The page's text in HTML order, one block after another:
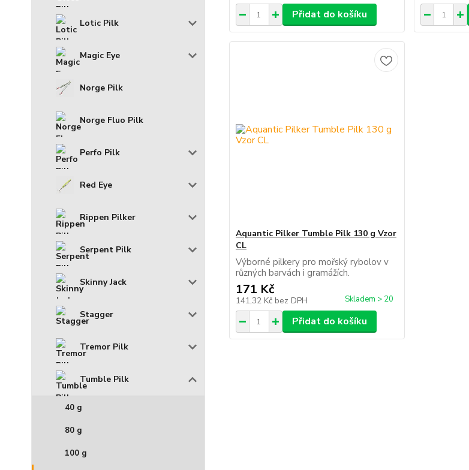
Lotic Pilk
Magic Eye
Norge Pilk
Norge Fluo Pilk
Perfo Pilk
Red Eye
Rippen Pilker
Serpent Pilk
Skinny Jack
Stagger
Tremor Pilk
Tumble Pilk
40 g
80 g
100 g
Přidat do košíku
Aquantic Pilker Tumble Pilk 130 g Vzor
CL
Výborné pilkery pro mořský rybolov v
různých barvách i gramážích.
171 Kč
141,32 Kč bez DPH Skladem > 20
Přidat do košíku